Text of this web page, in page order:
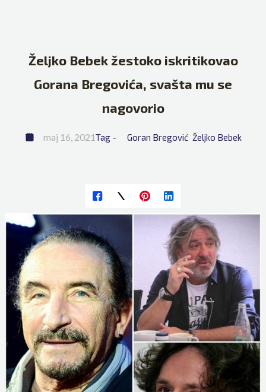
Željko Bebek žestoko iskritikovao
Gorana Bregovića, svašta mu se
nagovorio
maj 16, 2021Tag - Goran Bregović Željko Bebek